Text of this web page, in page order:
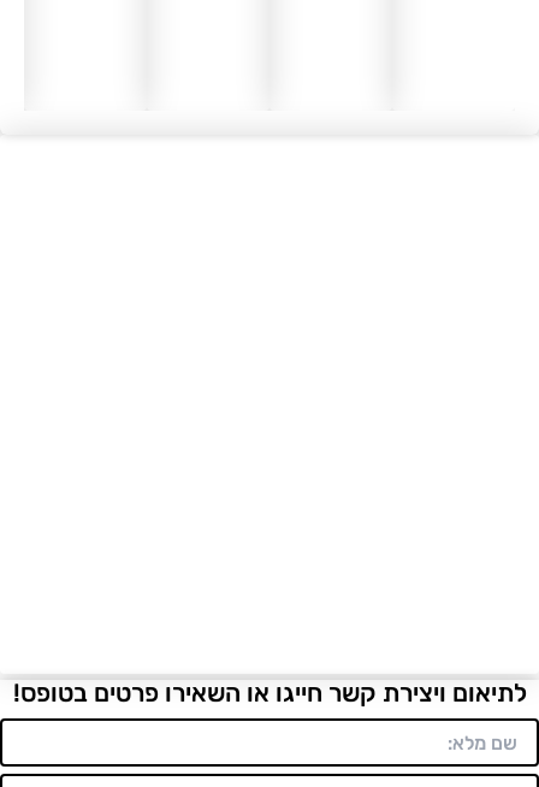
לתיאום ויצירת קשר חייגו או השאירו פרטים בטופס!